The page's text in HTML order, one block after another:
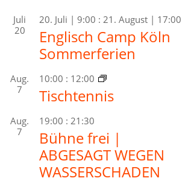
Juli
20
20. Juli | 9:00 : 21. August | 17:00
Englisch Camp Köln
Sommerferien
Aug.
7
10:00 : 12:00
Tischtennis
Aug.
7
19:00 : 21:30
Bühne frei |
ABGESAGT WEGEN
WASSERSCHADEN